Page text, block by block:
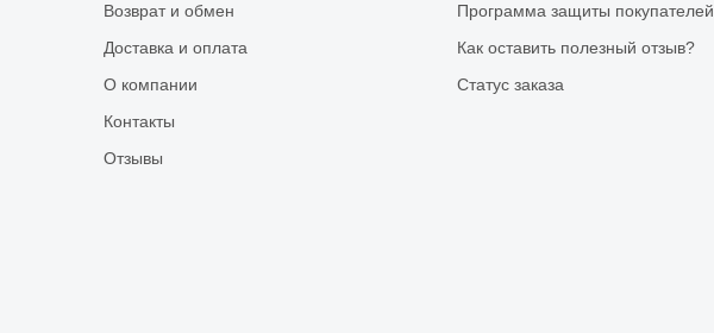
Возврат и обмен
Доставка и оплата
О компании
Контакты
Отзывы
Программа защиты покупателей
Как оставить полезный отзыв?
Статус заказа